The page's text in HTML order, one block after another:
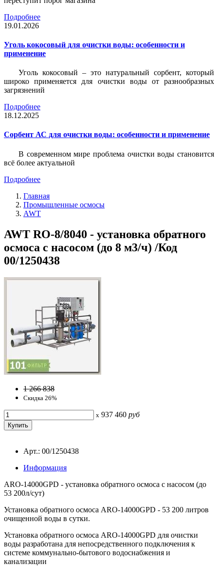
Подробнее
19.01.2026
Уголь кокосовый для очистки воды: особенности и
применение
Уголь кокосовый – это натуральный сорбент, который
широко применяется для очистки воды от разнообразных
загрязнений
Подробнее
18.12.2025
Сорбент АС для очистки воды: особенности и применение
В современном мире проблема очистки воды становится
всё более актуальной
Подробнее
Главная
Промышленные осмосы
AWT
AWT RO-8/8040 - установка обратного
осмоса с насосом (до 8 м3/ч) /Код
00/1250438
1 266 838
Скидка 26%
x 937 460 руб
Арт.: 00/1250438
Информация
ARO-14000GPD - установка обратного осмоса с насосом (до
53 200л/сут)
Установка обратного осмоса ARO-14000GPD - 53 200 литров
очищенной воды в сутки.
Установка обратного осмоса ARO-14000GPD для очистки
воды разработана для непосредственного подключения к
системе коммунально-бытового водоснабжения и
канализации